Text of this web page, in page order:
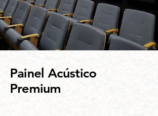
Painel Acústico
Premium